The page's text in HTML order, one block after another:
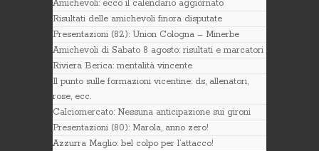
Amichevoli: ecco il calendario aggiornato
Risultati delle amichevoli finora disputate
Presentazioni (82): Union Cologna – Minerbe
Amichevoli di Sabato 8 agosto: risultati e marcatori
Riviera Berica: mentalità vincente
Il punto sulle formazioni vicentine: ds, allenatori,
rose, ecc.
Calciomercato: Nessuna anticipazione sui gironi
Presentazioni (80): Marola, anno zero!
Azzurra Maglio: bel colpo per l’attacco!